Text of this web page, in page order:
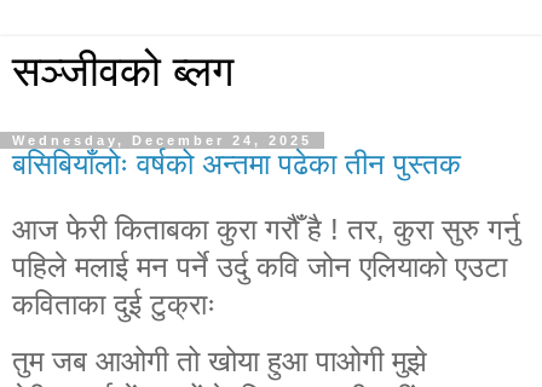
सञ्जीवको ब्लग
Wednesday, December 24, 2025
बसिबियाँलोः वर्षको अन्तमा पढेका तीन पुस्तक
आज फेरी किताबका कुरा गरौँ है ! तर,कुरा सुरु गर्नु
पहिले मलाई मन पर्ने उर्दु कवि जोन एलियाको एउटा
कविताका दुई टुक्राः
तुम जब आओगी तो खोया हुआ पाओगी मुझे